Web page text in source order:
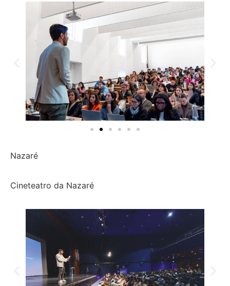
Nazaré
Cineteatro da Nazaré